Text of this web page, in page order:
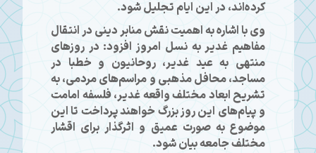
کرده‌اند، در این ایام تجلیل شود.
وی با اشاره به اهمیت نقش منابر دینی در انتقال
مفاهیم غدیر به نسل امروز افزود: در روزهای
منتهی به عید غدیر، روحانیون و خطبا در
مساجد، محافل مذهبی و مراسم‌های مردمی، به
تشریح ابعاد مختلف واقعه غدیر، فلسفه امامت
و پیام‌های این روز بزرگ خواهند پرداخت تا این
موضوع به صورت عمیق و اثرگذار برای اقشار
مختلف جامعه بیان شود.